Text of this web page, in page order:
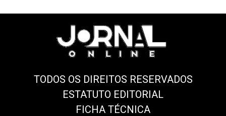
TODOS OS DIREITOS RESERVADOS
ESTATUTO EDITORIAL
FICHA TÉCNICA